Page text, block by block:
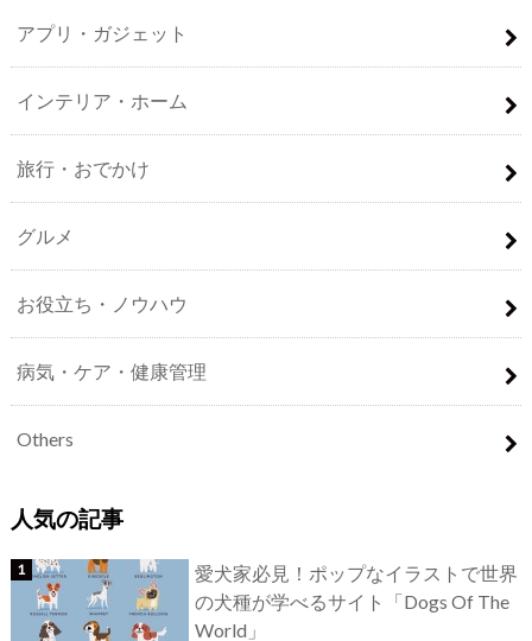
アプリ・ガジェット
インテリア・ホーム
旅行・おでかけ
グルメ
お役立ち・ノウハウ
病気・ケア・健康管理
Others
人気の記事
愛犬家必見！ポップなイラストで世界
の犬種が学べるサイト「Dogs Of The
World」